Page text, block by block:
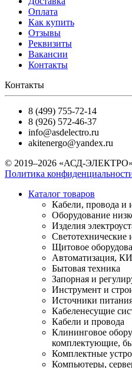
Оплата
Как купить
Отзывы
Реквизиты
Вакансии
Контакты
Контакты
8 (499) 755-72-14
8 (926) 572-46-37
info@asdelectro.ru
akitenergo@yandex.ru
© 2019–2026 «АСД-ЭЛЕКТРО»
Политика
Каталог товаров
Кабели, провода и
Оборудование
Изделия
Светотехнические
Щитовое
Автоматизация,
Бытовая техника
Запорная и
Инструмент и
Источники
Кабеленесущие
Кабели и провода
Клининговое
комплектующие,
Комплектные
Компьютеры,